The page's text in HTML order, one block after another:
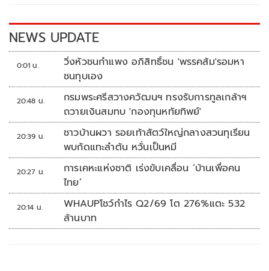
k k
NEWS UPDATE
0:01 น.
วิ่งหัวชนกำแพง อภิสิทธิ์ชน 'พรรคส้ม'รอมหา
ชนทุบเอง
20:48 น.
กรมพระศรีสวางควัฒนฯ ทรงรับการทูลเกล้าฯ
ถวายเงินสมทบ 'กองทุนหทัยทิพย์'
20:39 น.
ชาวบ้านผวา รอยเท้าสัตว์ใหญ่กลางสวนทุเรียน
พบกัดแทะลำต้น หวั่นเป็นหมี
20:27 น.
การเคหะแห่งชาติ เร่งขับเคลื่อน ‘บ้านเพื่อคน
ไทย’
20:14 น.
WHAUPโชว์กำไร Q2/69 โต 276%แตะ 532
ล้านบาท